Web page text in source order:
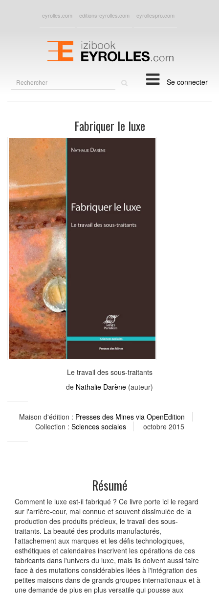
eyrolles.com editions-eyrolles.com eyrollespro.com
Se connecter
Fabriquer le luxe
Le travail des sous-traitants
de Nathalie Darène (auteur)
Maison d'édition : Presses des Mines via OpenEdition
Collection : Sciences sociales octobre 2015
Résumé
Comment le luxe est-il fabriqué ? Ce livre porte ici le regard
sur l'arrière-cour, mal connue et souvent dissimulée de la
production des produits précieux, le travail des sous-
traitants. La beauté des produits manufacturés,
l'attachement aux marques et les défis technologiques,
esthétiques et calendaires inscrivent les opérations de ces
fabricants dans l'univers du luxe, mais ils doivent aussi faire
face à des mutations considérables liées à l'intégration des
petites maisons dans de grands groupes internationaux et à
une demande de plus en plus versatile qui pousse aux